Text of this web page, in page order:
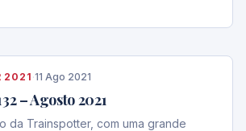
2021 ·11 Ago 2021
– Agosto 2021
da Trainspotter, com uma grande